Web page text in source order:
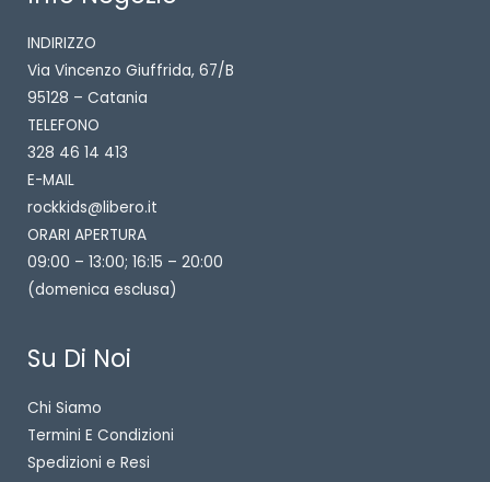
INDIRIZZO
Via Vincenzo Giuffrida, 67/B
95128 – Catania
TELEFONO
328 46 14 413
E-MAIL
rockkids@libero.it
ORARI APERTURA
09:00 – 13:00; 16:15 – 20:00
(domenica esclusa)
Su Di Noi
Chi Siamo
Termini E Condizioni
Spedizioni e Resi